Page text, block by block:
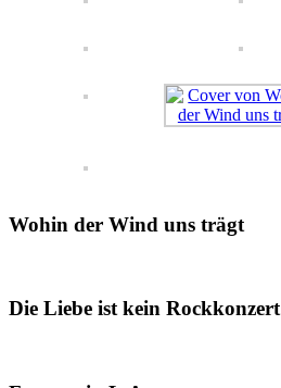
Wohin der Wind uns trägt
Die Liebe ist kein Rockkonzert